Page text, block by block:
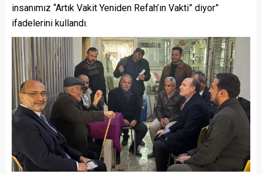
insanımız “Artık Vakit Yeniden Refah’ın Vakti” diyor”
ifadelerini kullandı.